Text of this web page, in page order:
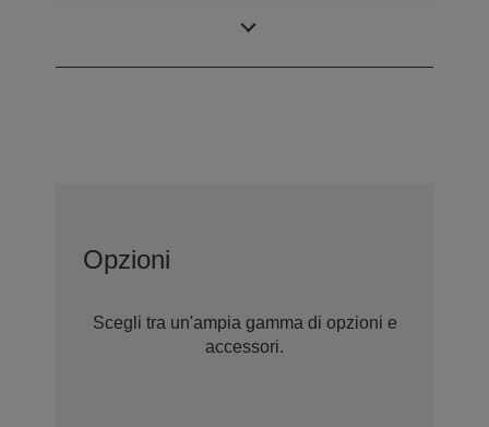
Opzioni
Scegli tra un'ampia gamma di opzioni e
accessori.